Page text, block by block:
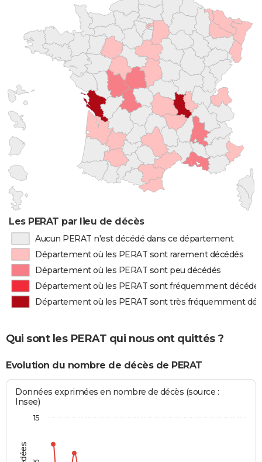
Les PERAT par lieu de décès
Aucun PERAT n'est décédé dans ce département
Département où les PERAT sont rarement décédés
Département où les PERAT sont peu décédés
Département où les PERAT sont fréquemment
Département où les PERAT sont très fréquemment
Qui sont les PERAT qui nous ont quittés ?
Evolution du nombre de décès de PERAT
Données exprimées en nombre de décès (source :
Insee)
15